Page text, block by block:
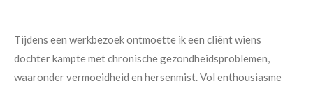
Tijdens een werkbezoek ontmoette ik een cliënt wiens
dochter kampte met chronische gezondheidsproblemen,
waaronder vermoeidheid en hersenmist. Vol enthousiasme